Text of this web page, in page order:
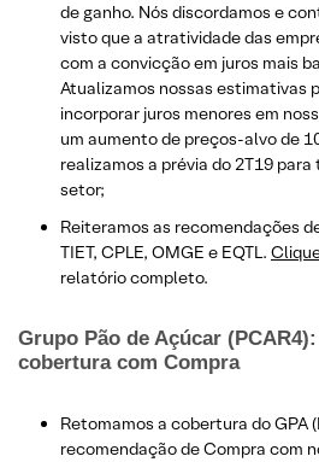
de ganho. Nós discordamos e
visto que a atratividade das
com a convicção em juros mais
Atualizamos nossas estimativas
incorporar juros menores em
um aumento de preços-alvo de
realizamos a prévia do 2T19
setor;
Reiteramos as recomendações
TIET, CPLE, OMGE e EQTL.
relatório completo.
Grupo Pão de Açúcar
cobertura com Compra
Retomamos a cobertura do GPA
recomendação de Compra com